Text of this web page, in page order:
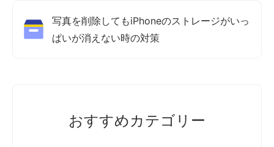
写真を削除してもiPhoneのストレージがいっ
ぱいが消えない時の対策
おすすめカテゴリー